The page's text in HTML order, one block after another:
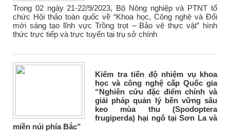
Trong 02 ngày 21-22/9/2023, Bộ Nông nghiệp và PTNT tổ
chức Hội thảo toàn quốc về “Khoa học, Công nghệ và Đổi
mới sáng tạo lĩnh vực Trồng trọt – Bảo vệ thực vật” hình
thức trực tiếp và trực tuyến tại trụ sở chính
Kiểm tra tiến độ nhiệm vụ khoa
học và công nghệ cấp Quốc gia
“Nghiên cứu đặc điểm chính và
giải pháp quản lý bền vững sâu
keo mùa thu (Spodoptera
frugiperda) hại ngô tại Sơn La và
miền núi phía Bắc”